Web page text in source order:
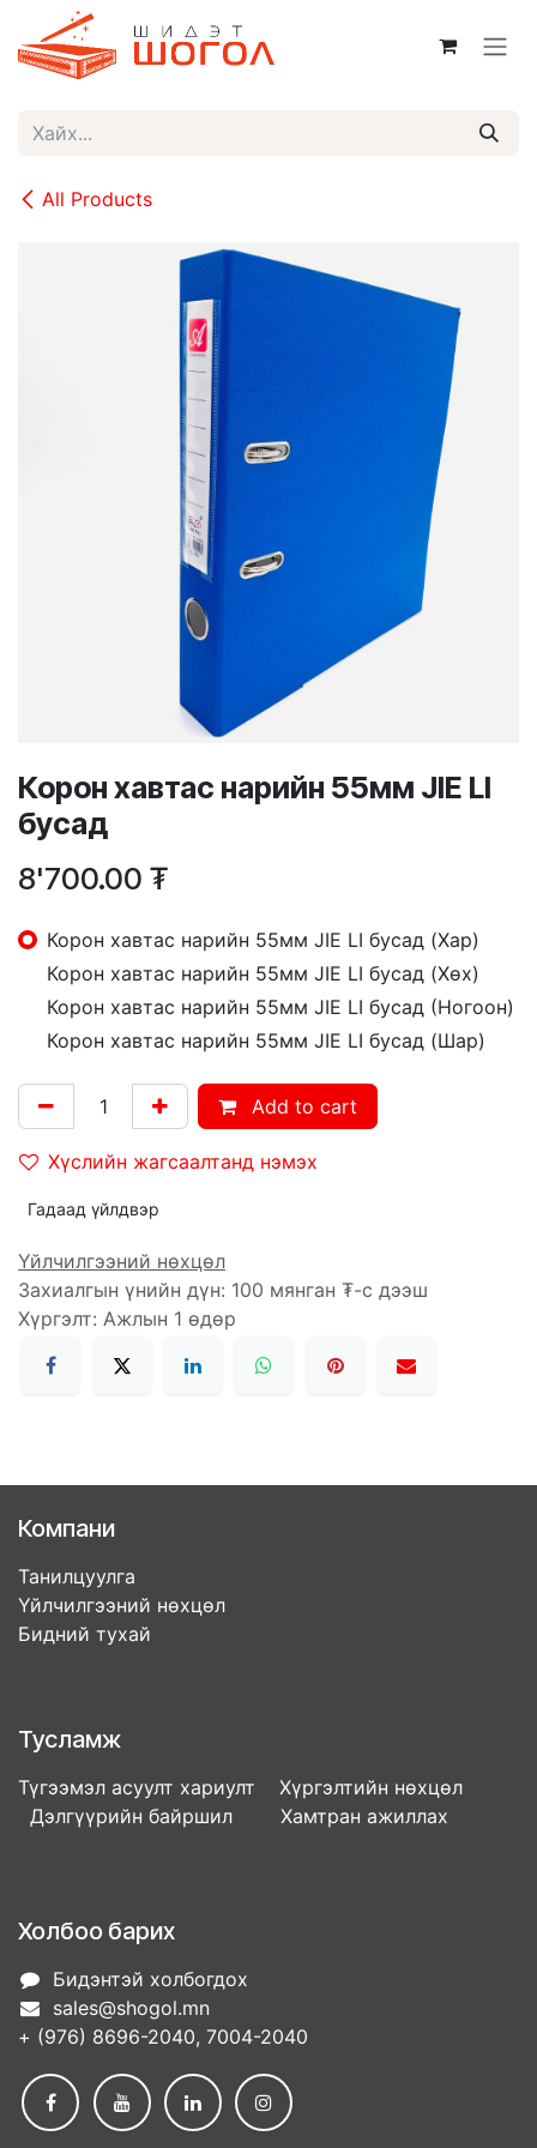
Skip to Content
All Products
Корон хавтас нарийн 55мм JIE LI
бусад
8'700.00 ₮
Корон хавтас нарийн 55мм JIE LI бусад (Хар)
Корон хавтас нарийн 55мм JIE LI бусад (Хөх)
Корон хавтас нарийн 55мм JIE LI бусад (Ногоон)
Корон хавтас нарийн 55мм JIE LI бусад (Шар)
Add to cart
Хүслийн жагсаалтанд нэмэх
Гадаад үйлдвэр
Үйлчилгээний нөхцөл
Захиалгын үнийн дүн: 100 мянган ₮-с дээш
Хүргэлт: Ажлын 1 өдөр
Компани
Танилцуулга
Үйлчилгээний нөхцөл
Бидний тухай
Тусламж
Түгээмэл асуулт хариулт Хүргэлтийн нөхцөл
Дэлгүүрийн байршил Хамтран ажиллах
Холбоо барих
Бидэнтэй холбогдох
sales@shogol.mn
+ (976) 8696-2040, 7004-2040